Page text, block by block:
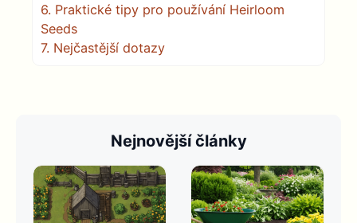
6. Praktické tipy pro používání Heirloom
Seeds
7. Nejčastější dotazy
Nejnovější články